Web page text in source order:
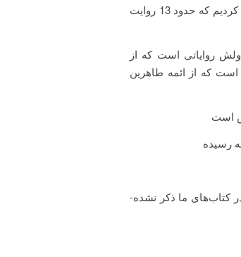
آقا امام زمان و قضیه مهدویت، لذا روایاتی که در ذیل آیات بود بررسی کردیم که حدود 13 روایت
روایاتی است که از
سه جلد بعد (ج 4 و ج 5 و ج 6) روایاتی است که از ائمه طاهرین
رسیده
کتاب‌های ما ذکر نشده-